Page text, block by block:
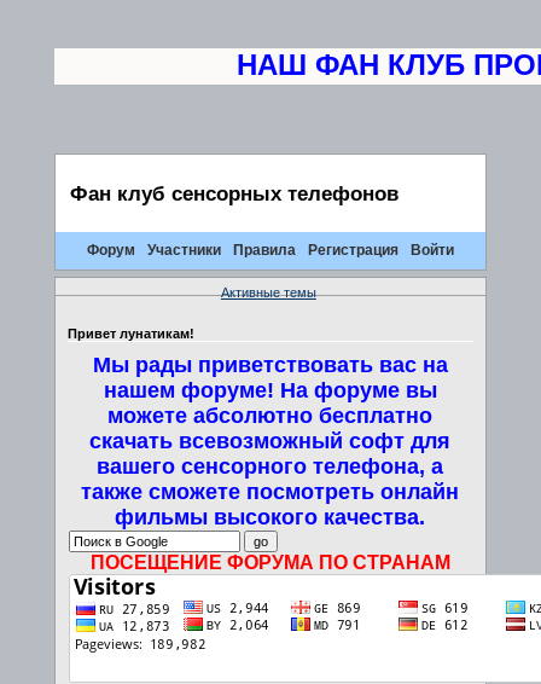
НАШ ФАН КЛУБ
Фан клуб сенсорных телефонов
Форум Участники Правила Регистрация Войти
Активные темы
Привет лунатикам!
Мы рады приветствовать вас на
нашем форуме! На форуме вы
можете абсолютно бесплатно
скачать всевозможный софт для
вашего сенсорного телефона, а
также сможете посмотреть онлайн
фильмы высокого качества.
ПОСЕЩЕНИЕ ФОРУМА ПО СТРАНАМ